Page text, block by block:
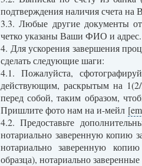
подтверждения наличия счета на
3.3. Любые другие документы
четко указаны Ваши ФИО и адрес.
4. Для ускорения завершения
сделать следующие шаги:
4.1. Пожалуйста,
действующим, раскрытым на
перед собой, таким образом,
Пришлите фото нам на и-мейл
4.2. Предоставьте
нотариально заверенную копию
нотариально заверенную
образца), нотариально